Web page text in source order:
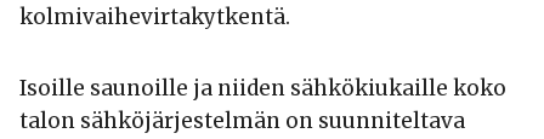
kolmivaihevirtakytkentä.
Isoille saunoille ja niiden sähkökiukaille koko
talon sähköjärjestelmän on suunniteltava